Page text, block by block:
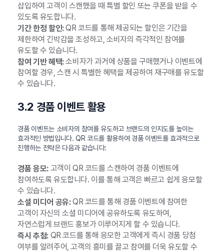
삽입하여 고객이 스캔했을 때 특별 할인 또는 쿠폰을 받을 수
있도록 유도합니다.
기간 한정 할인:QR 코드를 통해 제공되는 할인은 기간을
제한하여 긴박감을 조성하고, 소비자의 즉각적인 참여를
유도할 수 있습니다.
참여 기반 혜택:소비자가 과거에 상품을 구매했거나 이벤트에
참여할 경우, 스캔 시 특별한 혜택을 제공하여 재구매를 유도할
수 있습니다.
3.2 경품 이벤트 활용
경품 이벤트는 소비자의 참여를 유도하고 브랜드의 인지도를 높이는
효과적인 방법입니다. QR 코드를 활용하여 경품 이벤트를 효과적으로
진행하는 전략은 다음과 같습니다:
경품 응모:고객이 QR 코드를 스캔하여 경품 이벤트에
참여하도록 유도합니다. 이를 통해 고객은 빠르고 쉽게 응모할
수 있습니다.
소셜 미디어 공유:QR 코드를 통해 경품 이벤트에 참여한
고객이 자신의 소셜 미디어에 공유하도록 유도하여,
자연스럽게 브랜드 홍보가 이루어지게 할 수 있습니다.
즉시 추첨:QR 코드를 통해 응모한 고객에게 즉시 경품 당첨
여부를 알려주어, 고객의 흥미를 끌고 참여를 더욱 유도할 수